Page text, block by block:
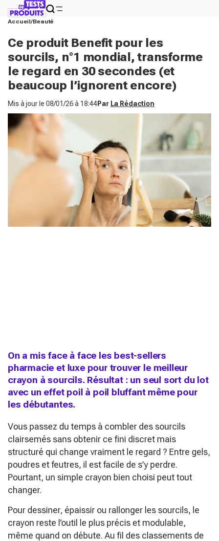
Accueil Beauté
Ce produit Benefit pour les
sourcils, n°1 mondial, transforme
le regard en 30 secondes (et
beaucoup l’ignorent encore)
Mis à jour le 08/01/26 à 18:44Par La Rédaction
On a mis face à face les best-sellers
pharmacie et luxe pour trouver le meilleur
crayon à sourcils. Résultat : un seul sort du lot
avec un effet poil à poil bluffant même pour
les débutantes.
Vous passez du temps à combler des sourcils
clairsemés sans obtenir ce fini discret mais
structuré qui change vraiment le regard ? Entre gels,
poudres et feutres, il est facile de s’y perdre.
Pourtant, un simple crayon bien choisi peut tout
changer.
Pour dessiner, épaissir ou rallonger les sourcils, le
crayon reste l’outil le plus précis et modulable,
même quand on débute. Au fil des classements de